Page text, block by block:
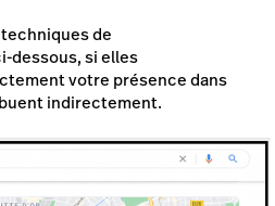
de
dessous, si elles
votre présence dans
indirectement.